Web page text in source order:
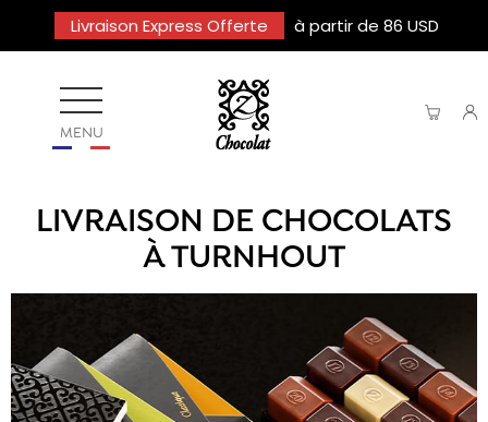
Livraison Express Offerte à partir de 86 USD
MENU
LIVRAISON DE CHOCOLATS
À TURNHOUT